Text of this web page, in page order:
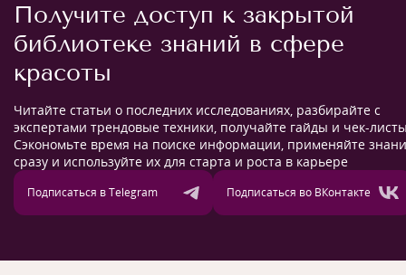
Получите доступ к закрытой
библиотеке знаний в сфере
красоты
Читайте статьи о последних исследованиях, разбирайте с
экспертами трендовые техники, получайте гайды и чек-
Сэкономьте время на поиске информации, применяйте
сразу и используйте их для старта и роста в карьере
Подписаться в Telegram Подписаться во ВКонтакте